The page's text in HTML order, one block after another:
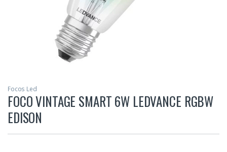
Focos Led
FOCO VINTAGE SMART 6W LEDVANCE RGBW
EDISON